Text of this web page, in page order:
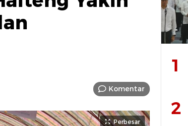
Komentar
Perbesar
1
2